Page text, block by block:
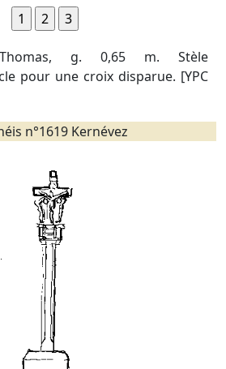
g. 0,65 m. Stèle
pour une croix disparue. [YPC
n°1619 Kernévez